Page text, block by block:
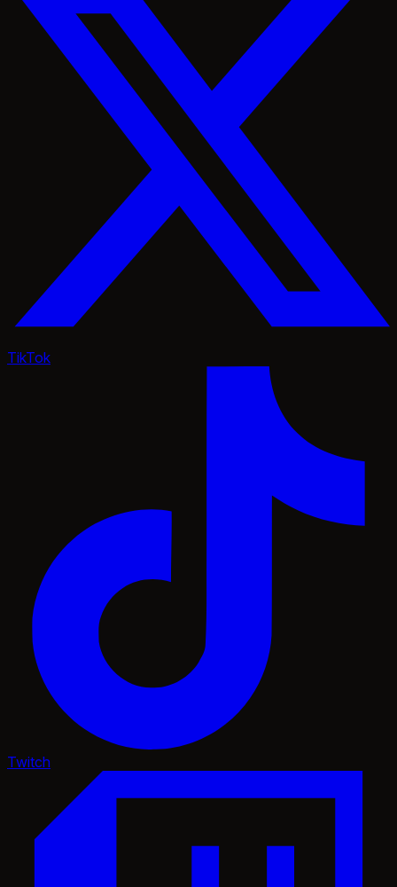
TikTok
Twitch